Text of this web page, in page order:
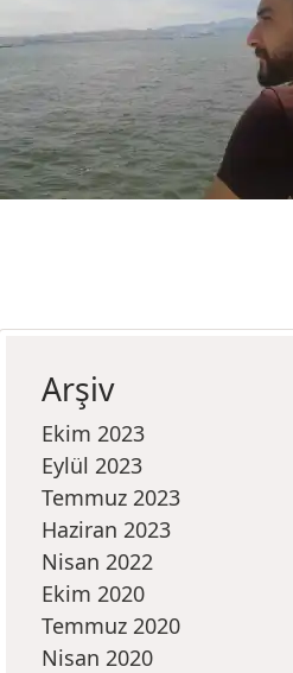
Arşiv
Ekim 2023
Eylül 2023
Temmuz 2023
Haziran 2023
Nisan 2022
Ekim 2020
Temmuz 2020
Nisan 2020